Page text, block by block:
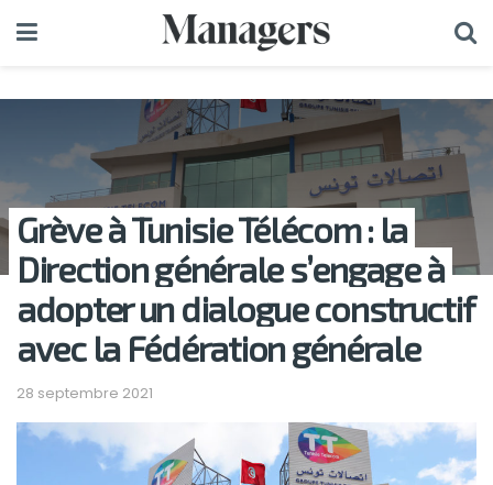
Grève à Tunisie Télécom : la
Direction générale s’engage à
adopter un dialogue constructif
avec la Fédération générale
28 septembre 2021